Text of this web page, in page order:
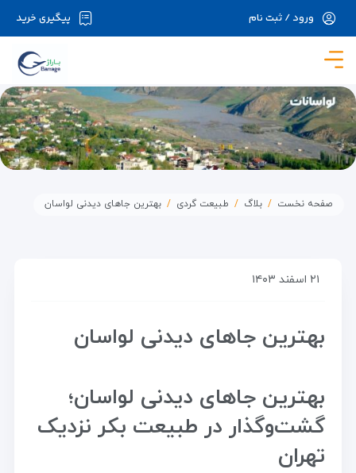
در حال حاضر ارتباط با سرور قطع می باشد لطفا
پیگیری خرید ورود / ثبت نام
صفحه نخست بلاگ طبیعت گردی بهترین جاهای دیدنی لواسان
۲۱ اسفند ۱۴۰۳
بهترین جاهای دیدنی لواسان
بهترین جاهای دیدنی لواسان؛
گشت‌و‌گذار در طبیعت بکر نزدیک
تهران